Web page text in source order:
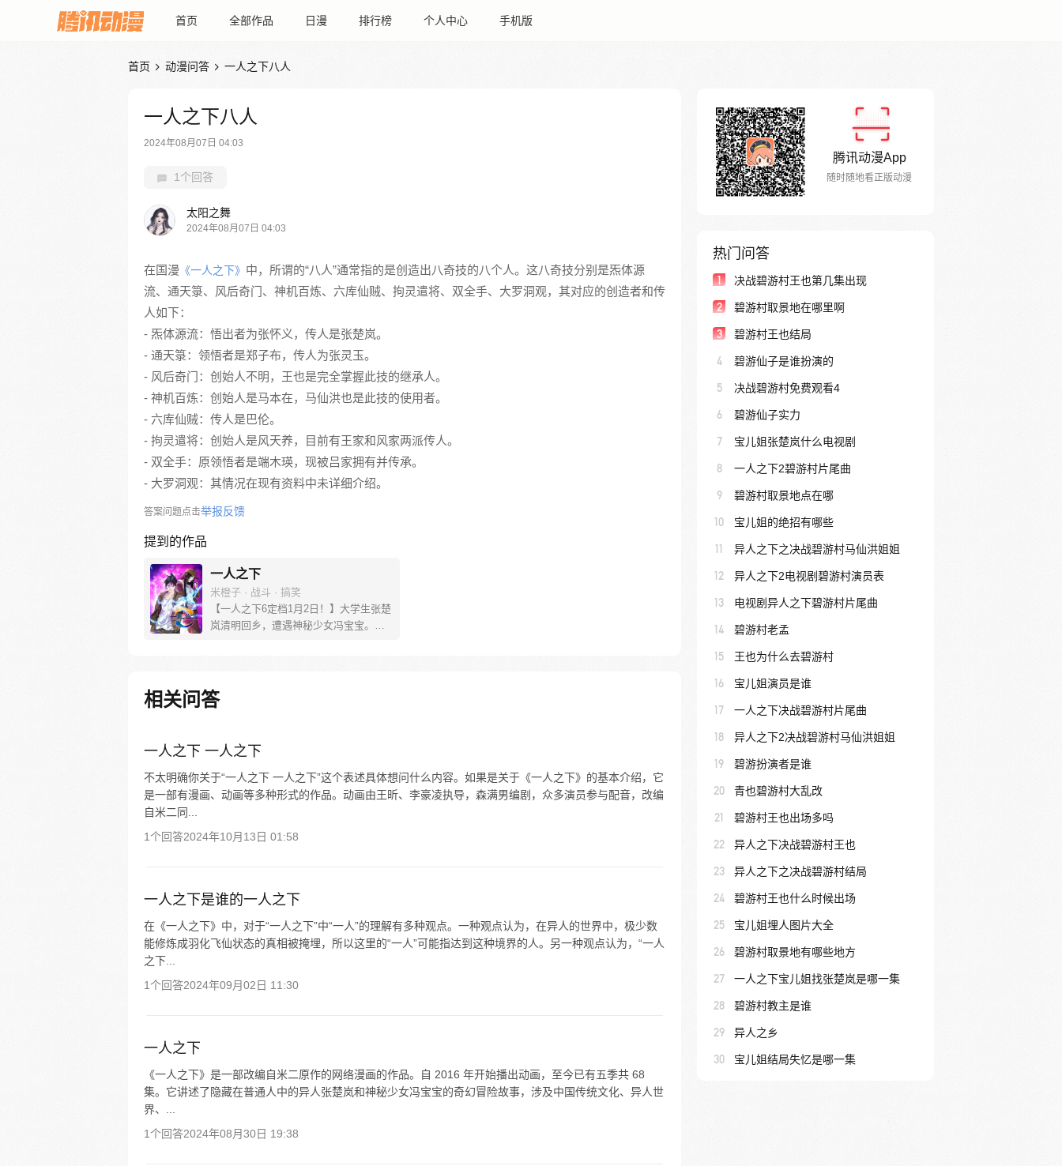
首页 全部作品 日漫 排行榜 个人中心 手机版
首页  动漫问答  一人之下八人
一人之下八人
2024年08月07日 04:03
1个回答
太阳之舞
2024年08月07日 04:03
在国漫 《一人之下》 中，所谓的“八人”通常指的是创造出八奇技的八个人。这八奇技分别是炁体源
流、通天箓、风后奇门、神机百炼、六库仙贼、拘灵遣将、双全手、大罗洞观，其对应的创造者和传
人如下：
- 炁体源流：悟出者为张怀义，传人是张楚岚。
- 通天箓：领悟者是郑子布，传人为张灵玉。
- 风后奇门：创始人不明，王也是完全掌握此技的继承人。
- 神机百炼：创始人是马本在，马仙洪也是此技的使用者。
- 六库仙贼：传人是巴伦。
- 拘灵遣将：创始人是风天养，目前有王家和风家两派传人。
- 双全手：原领悟者是端木瑛，现被吕家拥有并传承。
- 大罗洞观：其情况在现有资料中未详细介绍。
答案问题点击举报反馈
提到的作品
一人之下
米橙子 · 战斗 · 搞笑
【一人之下6定档1月2日！】大学生张楚
岚清明回乡，遭遇神秘少女冯宝宝。素
己与爷爷身上的秘密，张楚岚的生活被
彻底颠覆，与冯宝宝一同踏上“异人”之
相关问答
一人之下 一人之下
不太明确你关于“一人之下 一人之下”这个表述具体想问什么内容。如果是关于《一人之下》的基本介绍，它
是一部有漫画、动画等多种形式的作品。动画由王昕、李豪凌执导，森满男编剧，众多演员参与配音，改编
自米二同...
1个回答2024年10月13日 01:58
一人之下是谁的一人之下
在《一人之下》中，对于“一人之下”中“一人”的理解有多种观点。一种观点认为，在异人的世界中，极少数
能修炼成羽化飞仙状态的真相被掩埋，所以这里的“一人”可能指达到这种境界的人。另一种观点认为，“一人
之下...
1个回答2024年09月02日 11:30
一人之下
《一人之下》是一部改编自米二原作的网络漫画的作品。自 2016 年开始播出动画，至今已有五季共 68
集。它讲述了隐藏在普通人中的异人张楚岚和神秘少女冯宝宝的奇幻冒险故事，涉及中国传统文化、异人世
界、...
1个回答2024年08月30日 19:38
腾讯动漫App
随时随地看正版动漫
热门问答
1 决战碧游村王也第几集出现
2 碧游村取景地在哪里啊
3 碧游村王也结局
4 碧游仙子是谁扮演的
5 决战碧游村免费观看4
6 碧游仙子实力
7 宝儿姐张楚岚什么电视剧
8 一人之下2碧游村片尾曲
9 碧游村取景地点在哪
10 宝儿姐的绝招有哪些
11 异人之下之决战碧游村马仙洪姐姐
12 异人之下2电视剧碧游村演员表
13 电视剧异人之下碧游村片尾曲
14 碧游村老孟
15 王也为什么去碧游村
16 宝儿姐演员是谁
17 一人之下决战碧游村片尾曲
18 异人之下2决战碧游村马仙洪姐姐
19 碧游扮演者是谁
20 青也碧游村大乱改
21 碧游村王也出场多吗
22 异人之下决战碧游村王也
23 异人之下之决战碧游村结局
24 碧游村王也什么时候出场
25 宝儿姐埋人图片大全
26 碧游村取景地有哪些地方
27 一人之下宝儿姐找张楚岚是哪一集
28 碧游村教主是谁
29 异人之乡
30 宝儿姐结局失忆是哪一集